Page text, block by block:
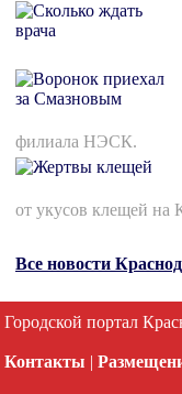
филиала НЭСК.
от укусов клещей на
Все новости
Городской портал
Контакты |